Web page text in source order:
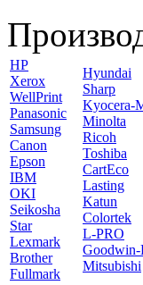
HP
Xerox
WellPrint
Panasonic
Samsung
Canon
Epson
IBM
OKI
Seikosha
Star
Lexmark
Brother
Fullmark
Hyundai
Sharp
Kyocera-
Minolta
Ricoh
Toshiba
CartEco
Lasting
Katun
Colortek
L-PRO
Mitsubishi